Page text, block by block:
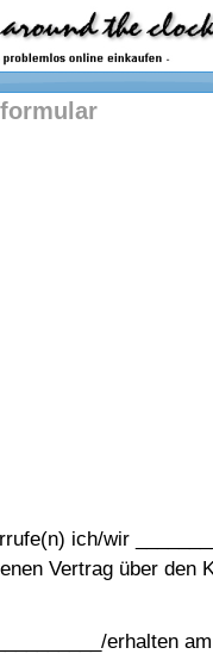
ich/wir
Vertrag über den
erhalten